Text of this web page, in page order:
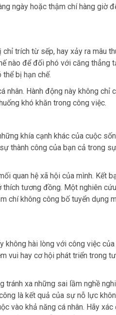
ngày hoặc thậm chí hàng giờ
trích từ sếp, hay xảy ra mâu
nào để đối phó với căng thẳng
bị hạn chế.
nhân. Hành động này không chỉ
khó khăn trong công việc.
khía cạnh khác của cuộc
thành công của bạn cả trong
quan hệ xã hội của mình. Kết
tương đồng. Một nghiên
chí không công bố tuyển dụng
không hài lòng với công việc
vui hay cơ hội phát triển trong
tránh xa những sai lầm nghề
là kết quả của sự nỗ lực
vào khả năng cá nhân. Hãy